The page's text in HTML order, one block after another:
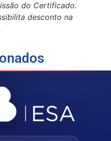
do Certificado.
desconto na